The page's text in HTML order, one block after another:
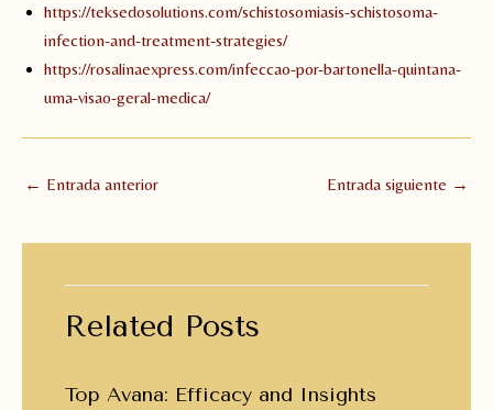
https://teksedosolutions.com/schistosomiasis-schistosoma-
infection-and-treatment-strategies/
https://rosalinaexpress.com/infeccao-por-bartonella-quintana-
uma-visao-geral-medica/
Navegación
← Entrada anterior Entrada siguiente →
Related Posts
Top Avana: Efficacy and Insights